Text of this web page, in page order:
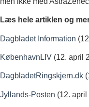
Læs hele artiklen og
Dagbladet Information
KøbenhavnLIV (12. april
DagbladetRingskjern.dk
Jyllands-Posten (12. april